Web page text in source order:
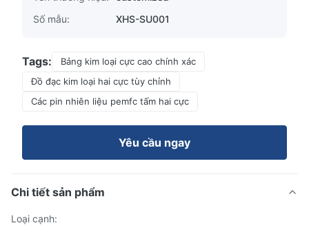
Số mẫu:
XHS-SU001
Tags:
Bảng kim loại cực cao chính xác
Đồ đạc kim loại hai cực tùy chỉnh
Các pin nhiên liệu pemfc tấm hai cực
Yêu cầu ngay
Chi tiết sản phẩm
Loại cạnh: